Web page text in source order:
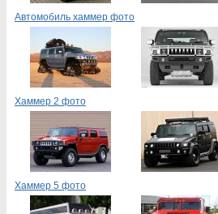
Автомобиль хаммер фото
Хаммер 2 фото
Хаммер 5 фото